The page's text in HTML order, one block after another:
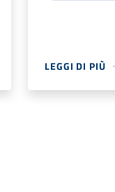
LEGGI DI PIÙ